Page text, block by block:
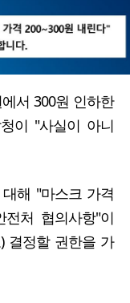
서 300원 인하한
이 "사실이 아니
해 "마스크 가격
전처 협의사항"이
결정할 권한을 가